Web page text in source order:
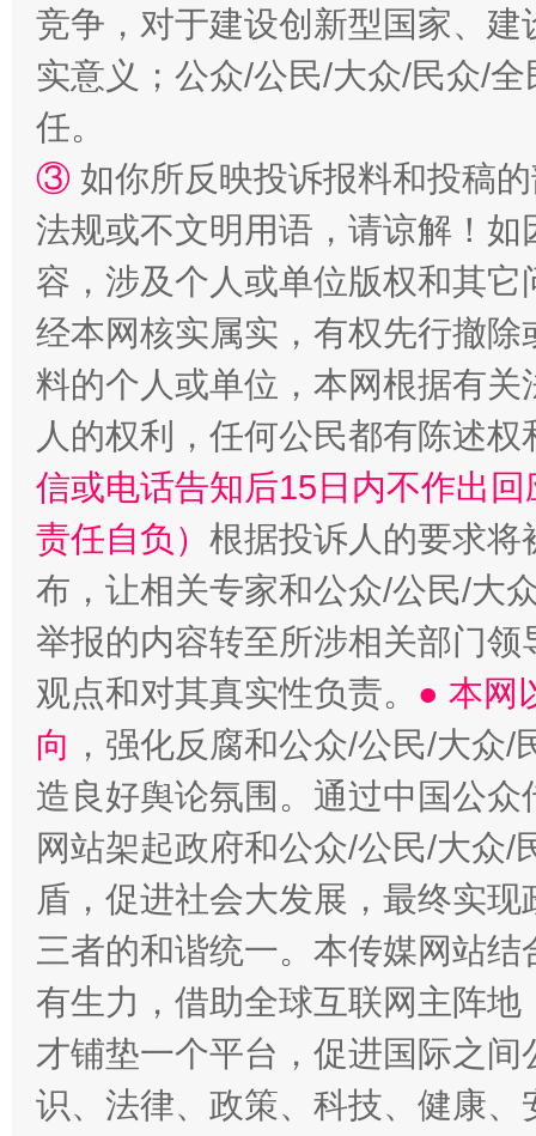
扯下公款旅游的“隐身衣” 如何以
“蜀中异人”王建安的艺术幻境
竞争，对于建设创新型国家、
实意义；公众/公民/大众/民众/
任。
③ 如你所反映投诉报料和投稿
法规或不文明用语，请谅解！
容，涉及个人或单位版权和其它
经本网核实属实，有权先行撤
料的个人或单位，本网根据有
人的权利，任何公民都有陈述
信或电话告知后15日内不作出
责任自负） 根据投诉人的要求将
布，让相关专家和公众/公民/大
举报的内容转至所涉相关部门
观点和对其真实性负责。 ● 本网
向 ，强化反腐和公众/公民/大众
造良好舆论氛围。通过中国公
网站架起政府和公众/公民/大众
盾，促进社会大发展，最终实
三者的和谐统一。本传媒网站
有生力，借助全球互联网主阵
才铺垫一个平台，促进国际之
识、法律、政策、科技、健康